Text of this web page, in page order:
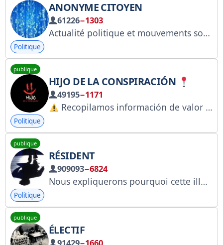
ANONYME CITOYEN
61226−1303
Actualité politique et mouvements sociaux en France et dans le monde. Apartisan Twitter : twitter.com/AnonymeCitoyen
Politique
publique
HIJO DE LA CONSPIRACIÓN
49195−1171
Recopilamos información de valor
Politique
publique
RÉSIDENT
909093−6824
Nous expliquerons pourquoi cette illusion de tromperie est créée et qui tire les ficelles au sein de la société. Pour toute question, veuillez contacter Rezidentukr@proton.me
Politique
publique
ÉLECTIF
91429−1660